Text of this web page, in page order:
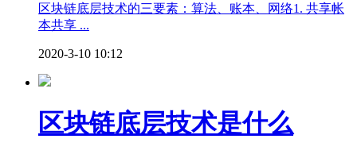
区块链底层技术的三要素：算法、账本、网络1. 共享帐
本共享 ...
2020-3-10 10:12
区块链底层技术是什么